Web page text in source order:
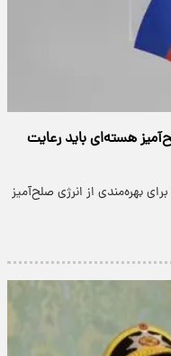
هسته‌ای باید رعایت
بهره‌مندی از انرژی صلح‌آمیز